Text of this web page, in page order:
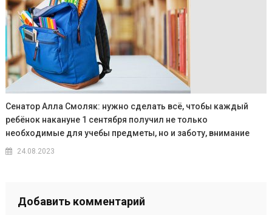
Сенатор Алла Смоляк: нужно сделать всё, чтобы каждый
ребёнок накануне 1 сентября получил не только
необходимые для учебы предметы, но и заботу, внимание
24.08.2023
Добавить комментарий